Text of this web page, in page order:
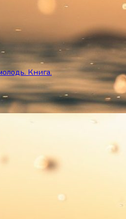
Книга.